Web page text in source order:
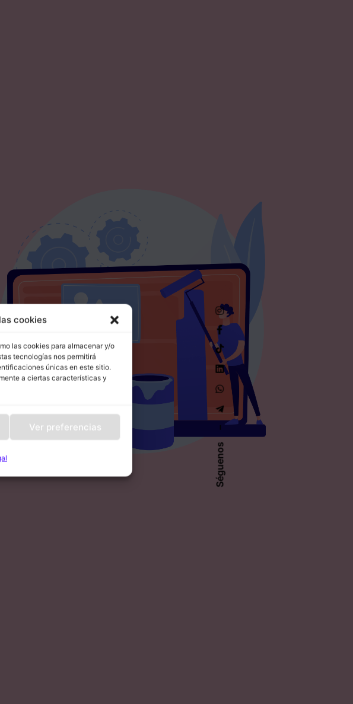
cookies
las cookies para almacenar y/o
tecnologías nos permitirá
únicas en este sitio.
a ciertas características y
Ver preferencias
Séguenos